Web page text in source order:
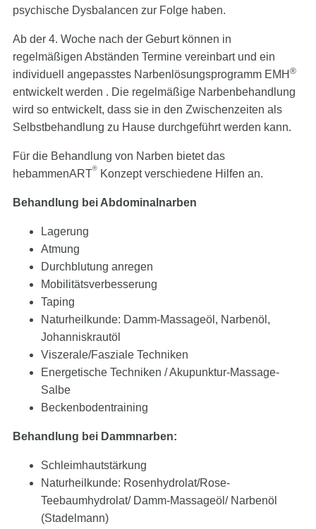
psychische Dysbalancen zur Folge haben.
Ab der 4. Woche nach der Geburt können in
regelmäßigen Abständen Termine vereinbart und ein
individuell angepasstes Narbenlösungsprogramm EMH ®
entwickelt werden . Die regelmäßige Narbenbehandlung
wird so entwickelt, dass sie in den Zwischenzeiten als
Selbstbehandlung zu Hause durchgeführt werden kann.
Für die Behandlung von Narben bietet das
hebammenART® Konzept verschiedene Hilfen an.
Behandlung bei Abdominalnarben
Lagerung
Atmung
Durchblutung anregen
Mobilitätsverbesserung
Taping
Naturheilkunde: Damm-Massageöl, Narbenöl,
Johanniskrautöl
Viszerale/Fasziale Techniken
Energetische Techniken / Akupunktur-Massage-
Salbe
Beckenbodentraining
Behandlung bei Dammnarben:
Schleimhautstärkung
Naturheilkunde: Rosenhydrolat/Rose-
Teebaumhydrolat/ Damm-Massageöl/ Narbenöl
(Stadelmann)